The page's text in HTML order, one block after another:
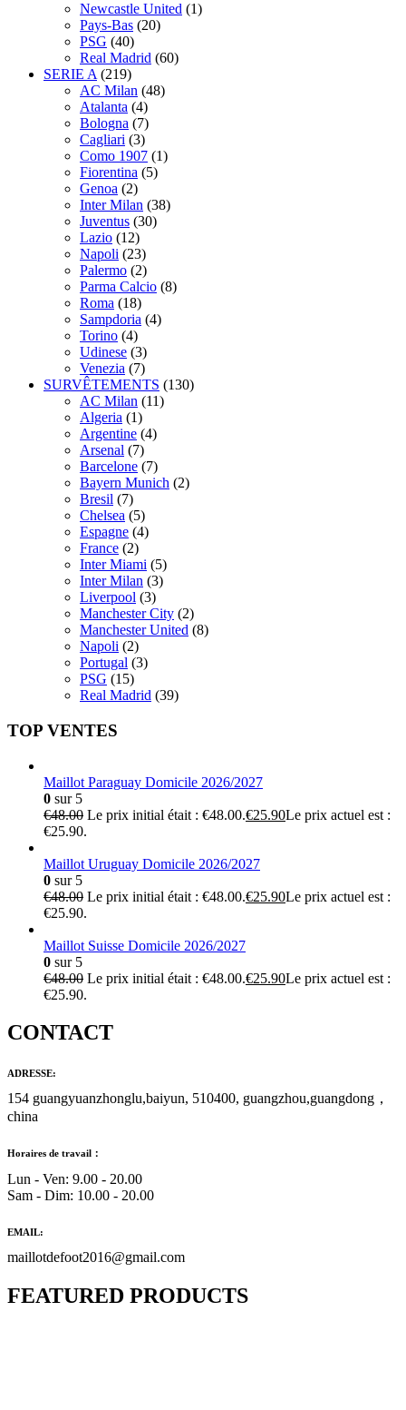
Newcastle United (1)
Pays-Bas (20)
PSG (40)
Real Madrid (60)
SERIE A (219)
AC Milan (48)
Atalanta (4)
Bologna (7)
Cagliari (3)
Como 1907 (1)
Fiorentina (5)
Genoa (2)
Inter Milan (38)
Juventus (30)
Lazio (12)
Napoli (23)
Palermo (2)
Parma Calcio (8)
Roma (18)
Sampdoria (4)
Torino (4)
Udinese (3)
Venezia (7)
SURVÊTEMENTS (130)
AC Milan (11)
Algeria (1)
Argentine (4)
Arsenal (7)
Barcelone (7)
Bayern Munich (2)
Bresil (7)
Chelsea (5)
Espagne (4)
France (2)
Inter Miami (5)
Inter Milan (3)
Liverpool (3)
Manchester City (2)
Manchester United (8)
Napoli (2)
Portugal (3)
PSG (15)
Real Madrid (39)
TOP VENTES
Maillot Paraguay Domicile 2026/2027
0 sur 5
€48.00 Le prix initial était : €48.00.€25.90Le prix actuel est :
€25.90.
Maillot Uruguay Domicile 2026/2027
0 sur 5
€48.00 Le prix initial était : €48.00.€25.90Le prix actuel est :
€25.90.
Maillot Suisse Domicile 2026/2027
0 sur 5
€48.00 Le prix initial était : €48.00.€25.90Le prix actuel est :
€25.90.
CONTACT
ADRESSE:
154 guangyuanzhonglu,baiyun, 510400, guangzhou,guangdong，
china
Horaires de travail：
Lun - Ven: 9.00 - 20.00
Sam - Dim: 10.00 - 20.00
EMAIL:
maillotdefoot2016@gmail.com
FEATURED PRODUCTS